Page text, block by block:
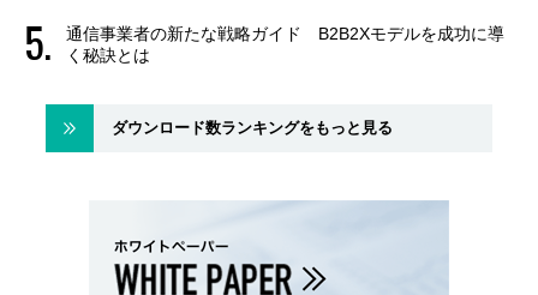
通信事業者の新たな戦略ガイド B2B2Xモデルを成功に導
く秘訣とは
ダウンロード数ランキングをもっと見る